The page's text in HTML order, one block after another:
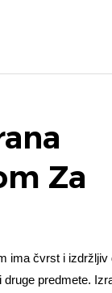
Za
ima čvrst i izdržljiv
predmete.